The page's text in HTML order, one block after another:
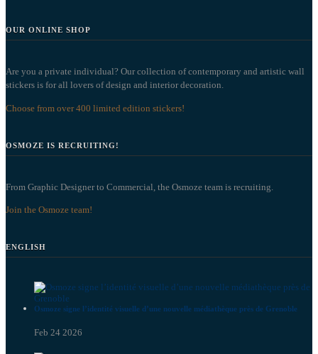
OUR ONLINE SHOP
Are you a private individual? Our collection of contemporary and artistic wall
stickers is for all lovers of design and interior decoration.
Choose from over 400 limited edition stickers!
OSMOZE IS RECRUITING!
From Graphic Designer to Commercial, the Osmoze team is recruiting.
Join the Osmoze team!
ENGLISH
Osmoze signe l’identité visuelle d’une nouvelle médiathèque près de Grenoble
Feb 24 2026